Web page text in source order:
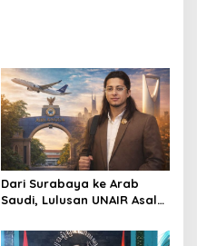
Dari Surabaya ke Arab
Saudi, Lulusan UNAIR Asal
Kreatif Global